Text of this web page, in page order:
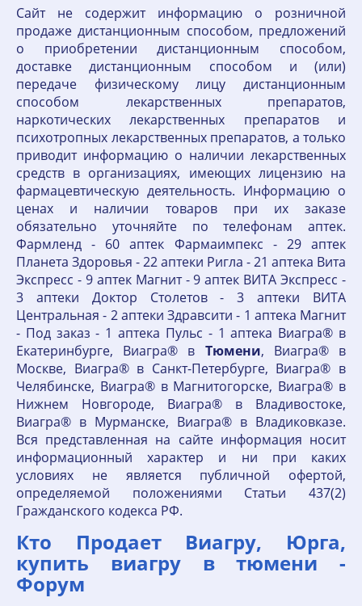
Сайт не содержит информацию о розничной
продаже дистанционным способом, предложений
о приобретении дистанционным способом,
доставке дистанционным способом и (или)
передаче физическому лицу дистанционным
способом лекарственных препаратов,
наркотических лекарственных препаратов и
психотропных лекарственных препаратов, а только
приводит информацию о наличии лекарственных
средств в организациях, имеющих лицензию на
фармацевтическую деятельность. Информацию о
ценах и наличии товаров при их заказе
обязательно уточняйте по телефонам аптек.
Фармленд - 60 аптек Фармаимпекс - 29 аптек
Планета Здоровья - 22 аптеки Ригла - 21 аптека Вита
Экспресс - 9 аптек Магнит - 9 аптек ВИТА Экспресс -
3 аптеки Доктор Столетов - 3 аптеки ВИТА
Центральная - 2 аптеки Здравсити - 1 аптека Магнит
- Под заказ - 1 аптека Пульс - 1 аптека Виагра® в
Екатеринбурге, Виагра® в Тюмени, Виагра® в
Москве, Виагра® в Санкт-Петербурге, Виагра® в
Челябинске, Виагра® в Магнитогорске, Виагра® в
Нижнем Новгороде, Виагра® в Владивостоке,
Виагра® в Мурманске, Виагра® в Владиковказе.
Вся представленная на сайте информация носит
информационный характер и ни при каких
условиях не является публичной офертой,
определяемой положениями Статьи 437(2)
Гражданского кодекса РФ.
Кто Продает Виагру, Юрга,
купить виагру в тюмени -
Форум